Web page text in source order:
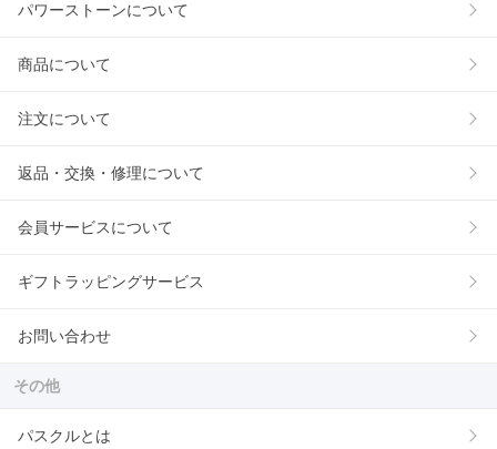
パワーストーンについて
商品について
注文について
返品・交換・修理について
会員サービスについて
ギフトラッピングサービス
お問い合わせ
その他
パスクルとは